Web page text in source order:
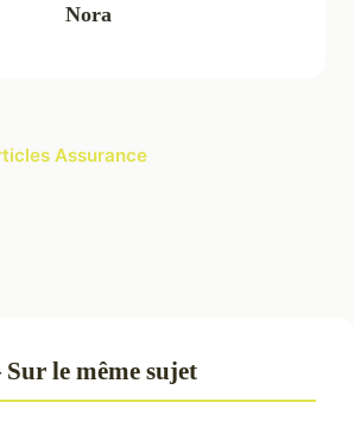
Nora
Assurance
le même sujet